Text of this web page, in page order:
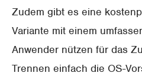
Zudem gibt es eine
Variante mit einem
Anwender nützen für das
Trennen einfach die OS-